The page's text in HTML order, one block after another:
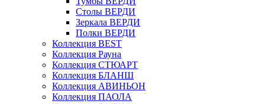
Столы ВЕРДИ
Зеркала ВЕРДИ
Полки ВЕРДИ
Коллекция BEST
Коллекция Рауна
Коллекция СТЮАРТ
Коллекция БЛАНШ
Коллекция АВИНЬОН
Коллекция ПАОЛА